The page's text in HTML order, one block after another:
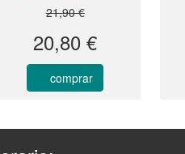
21,90 €
20,80 €
comprar